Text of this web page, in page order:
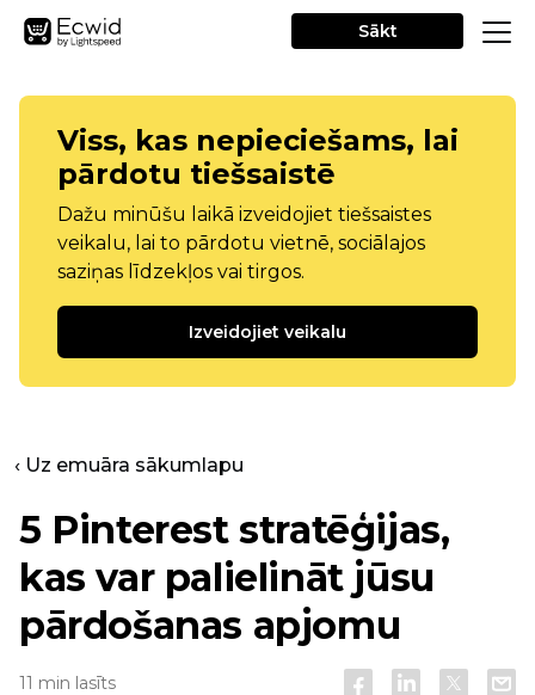
Sākt
Viss, kas nepieciešams, lai
pārdotu tiešsaistē
Dažu minūšu laikā izveidojiet tiešsaistes
veikalu, lai to pārdotu vietnē, sociālajos
saziņas līdzekļos vai tirgos.
Izveidojiet veikalu
‹ Uz emuāra sākumlapu
5 Pinterest stratēģijas,
kas var palielināt jūsu
pārdošanas apjomu
11 min lasīts